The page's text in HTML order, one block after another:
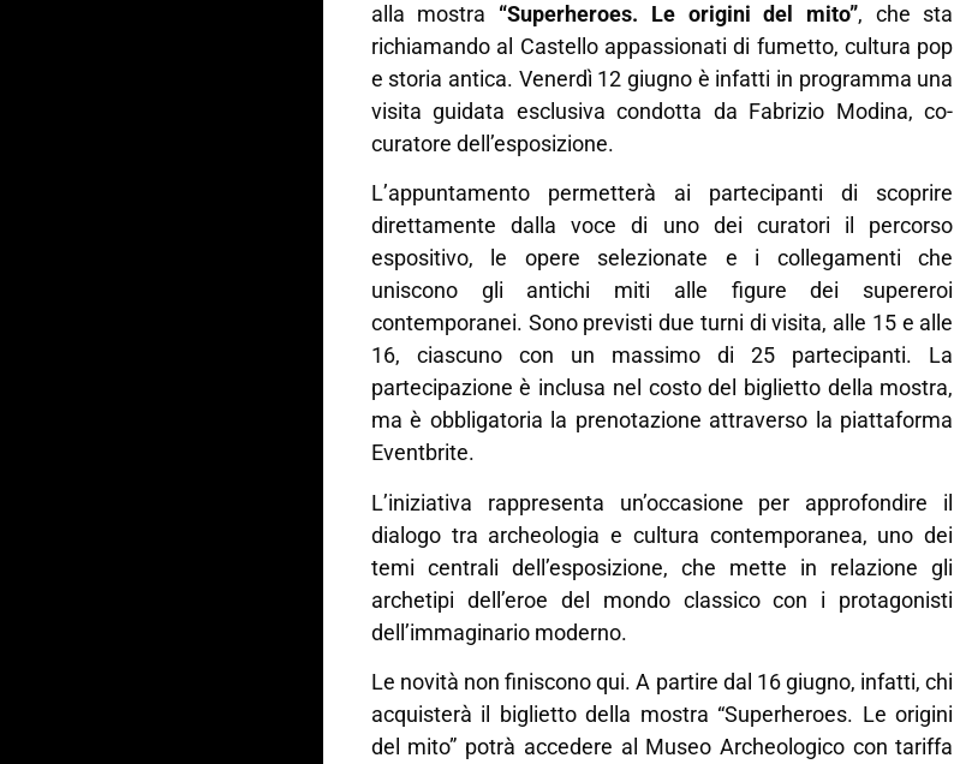
alla mostra “Superheroes. Le origini del mito”, che sta
richiamando al Castello appassionati di fumetto, cultura pop
e storia antica. Venerdì 12 giugno è infatti in programma una
visita guidata esclusiva condotta da Fabrizio Modina, co-
curatore dell’esposizione.
L’appuntamento permetterà ai partecipanti di scoprire
direttamente dalla voce di uno dei curatori il percorso
espositivo, le opere selezionate e i collegamenti che
uniscono gli antichi miti alle figure dei supereroi
contemporanei. Sono previsti due turni di visita, alle 15 e alle
16, ciascuno con un massimo di 25 partecipanti. La
partecipazione è inclusa nel costo del biglietto della mostra,
ma è obbligatoria la prenotazione attraverso la piattaforma
Eventbrite.
L’iniziativa rappresenta un’occasione per approfondire il
dialogo tra archeologia e cultura contemporanea, uno dei
temi centrali dell’esposizione, che mette in relazione gli
archetipi dell’eroe del mondo classico con i protagonisti
dell’immaginario moderno.
Le novità non finiscono qui. A partire dal 16 giugno, infatti, chi
acquisterà il biglietto della mostra “Superheroes. Le origini
del mito” potrà accedere al Museo Archeologico con tariffa